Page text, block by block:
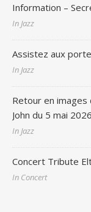
Information –
In Jazz
Assistez aux
In Jazz
Retour en images
John du 5 mai
In Jazz
Concert Tribute
In Concert